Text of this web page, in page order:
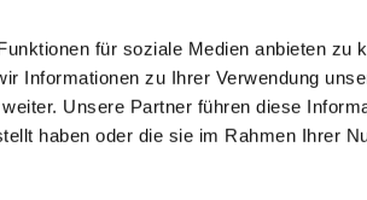
für soziale Medien anbieten zu
Informationen zu Ihrer Verwendung
Unsere Partner führen diese
haben oder die sie im Rahmen Ihrer